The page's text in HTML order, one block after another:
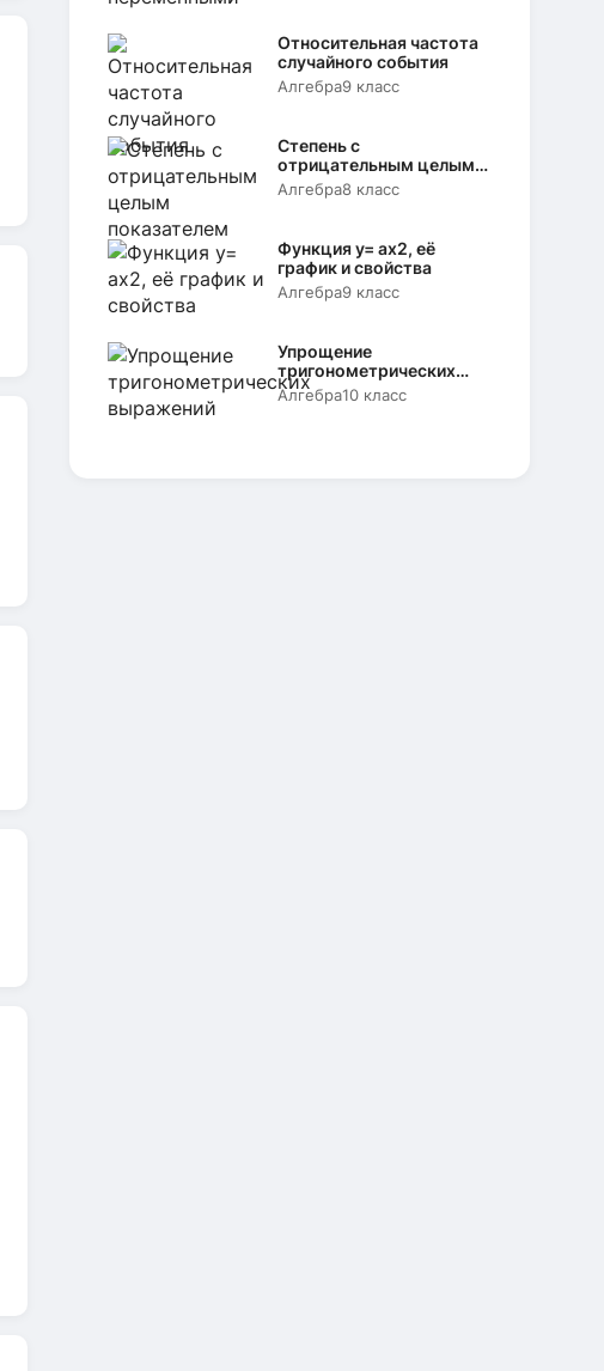
Относительная частота
случайного события
Алгебра9 класс
Степень с
отрицательным целым
показателем
Алгебра8 класс
Функция y= аx2, её
график и свойства
Алгебра9 класс
Упрощение
тригонометрических
выражений
Алгебра10 класс